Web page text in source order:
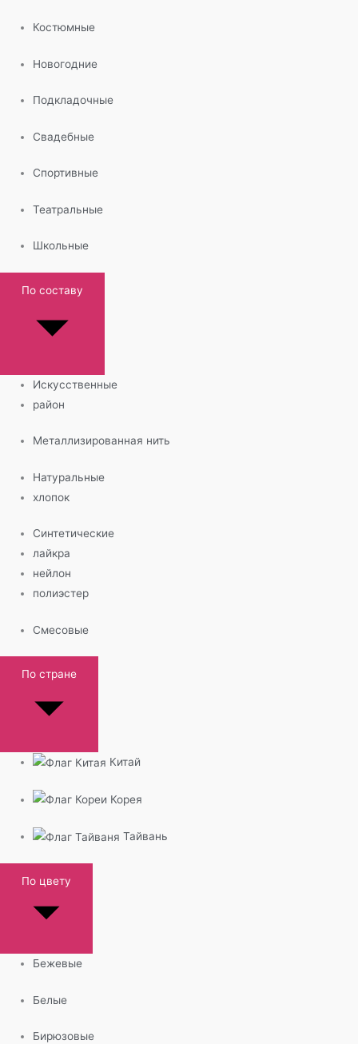
Костюмные
Новогодние
Подкладочные
Свадебные
Спортивные
Театральные
Школьные
По составу
Искусственные
район
Металлизированная нить
Натуральные
хлопок
Синтетические
лайкра
нейлон
полиэстер
Смесовые
По стране
Китай
Корея
Тайвань
По цвету
Бежевые
Белые
Бирюзовые